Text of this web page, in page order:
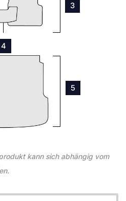
4
3
5
kann sich abhängig vom